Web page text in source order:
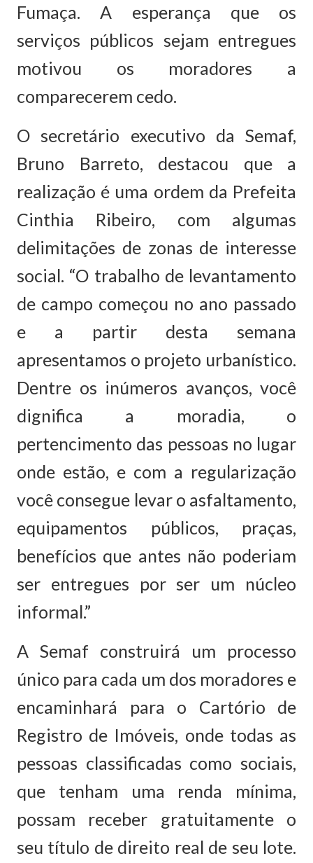
Fumaça. A esperança que os
serviços públicos sejam entregues
motivou os moradores a
comparecerem cedo.
O secretário executivo da Semaf,
Bruno Barreto, destacou que a
realização é uma ordem da Prefeita
Cinthia Ribeiro, com algumas
delimitações de zonas de interesse
social. “O trabalho de levantamento
de campo começou no ano passado
e a partir desta semana
apresentamos o projeto urbanístico.
Dentre os inúmeros avanços, você
dignifica a moradia, o
pertencimento das pessoas no lugar
onde estão, e com a regularização
você consegue levar o asfaltamento,
equipamentos públicos, praças,
benefícios que antes não poderiam
ser entregues por ser um núcleo
informal.”
A Semaf construirá um processo
único para cada um dos moradores e
encaminhará para o Cartório de
Registro de Imóveis, onde todas as
pessoas classificadas como sociais,
que tenham uma renda mínima,
possam receber gratuitamente o
seu título de direito real de seu lote.